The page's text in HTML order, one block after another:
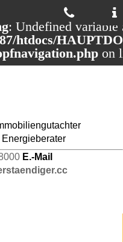
: Undefined variable
htdocs/
on
E.-Mail